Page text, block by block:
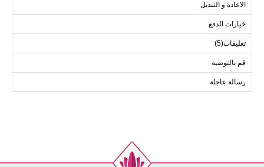
42
104
91
الاعادة و التبديل
خيارات الدفع
تعليقات(5)
قم بالتوصية
رسالة عاجلة